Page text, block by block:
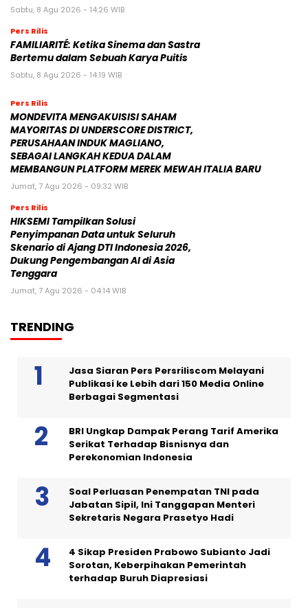
Sabtu, 8 Agu 2026 - 14:26 WIB
Pers Rilis
FAMILIARITÉ: Ketika Sinema dan Sastra
Bertemu dalam Sebuah Karya Puitis
Sabtu, 8 Agu 2026 - 14:19 WIB
Pers Rilis
MONDEVITA MENGAKUISISI SAHAM
MAYORITAS DI UNDERSCORE DISTRICT,
PERUSAHAAN INDUK MAGLIANO,
SEBAGAI LANGKAH KEDUA DALAM
MEMBANGUN PLATFORM MEREK MEWAH ITALIA BARU
Jumat, 7 Agu 2026 - 09:32 WIB
Pers Rilis
HIKSEMI Tampilkan Solusi
Penyimpanan Data untuk Seluruh
Skenario di Ajang DTI Indonesia 2026,
Dukung Pengembangan AI di Asia
Tenggara
Jumat, 7 Agu 2026 - 04:14 WIB
TRENDING
Jasa Siaran Pers Persriliscom Melayani
Publikasi ke Lebih dari 150 Media Online
Berbagai Segmentasi
BRI Ungkap Dampak Perang Tarif Amerika
Serikat Terhadap Bisnisnya dan
Perekonomian Indonesia
Soal Perluasan Penempatan TNI pada
Jabatan Sipil, Ini Tanggapan Menteri
Sekretaris Negara Prasetyo Hadi
4 Sikap Presiden Prabowo Subianto Jadi
Sorotan, Keberpihakan Pemerintah
terhadap Buruh Diapresiasi